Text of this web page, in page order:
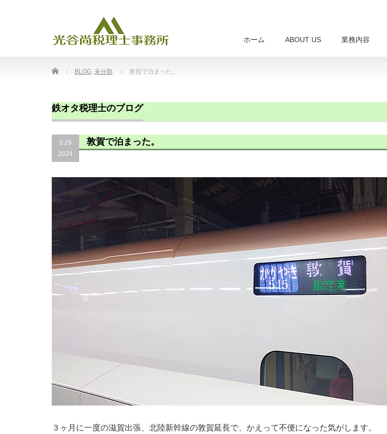
ホーム ABOUT US 業務内容
Home BLOG, 未分類 敦賀で泊まった。
鉄オタ税理士のブログ
3.29
2024
敦賀で泊まった。
３ヶ月に一度の滋賀出張、北陸新幹線の敦賀延長で、かえって不便になった気がします。